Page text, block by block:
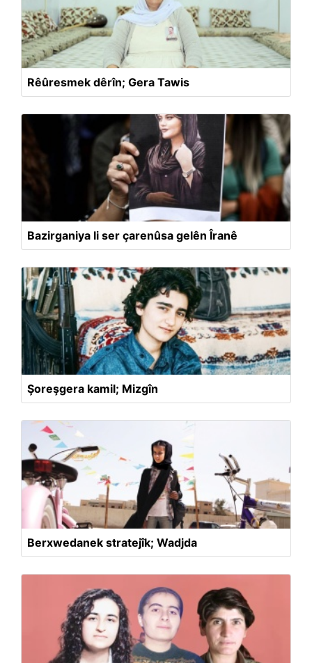
Rêûresmek dêrîn; Gera Tawis
Bazirganiya li ser çarenûsa gelên Îranê
Şoreşgera kamil; Mizgîn
Berxwedanek stratejîk; Wadjda